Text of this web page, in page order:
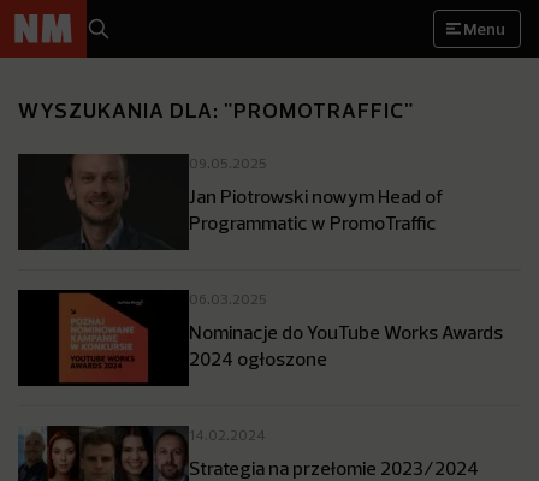
Menu
WYSZUKANIA DLA: "PROMOTRAFFIC"
09.05.2025
Jan Piotrowski nowym Head of
Programmatic w PromoTraffic
06.03.2025
Nominacje do YouTube Works Awards
2024 ogłoszone
14.02.2024
Strategia na przełomie 2023/2024